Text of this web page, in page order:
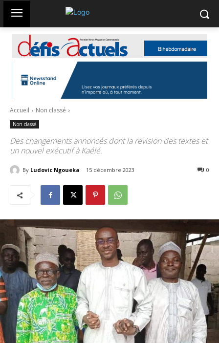
Accueil Non classé
Non classé
Des changements annoncés dont la révision des textes et
un nouvel exécutif à Kaélé.
By Ludovic Ngoueka 15 décembre 2023 0